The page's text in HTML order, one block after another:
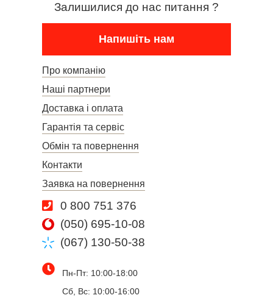
Залишилися до нас питання ?
Напишіть нам
Про компанію
Наші партнери
Доставка і оплата
Гарантія та сервіс
Обмін та повернення
Контакти
Заявка на повернення
0 800 751 376
(050) 695-10-08
(067) 130-50-38
Пн-Пт: 10:00-18:00
Сб, Вс: 10:00-16:00